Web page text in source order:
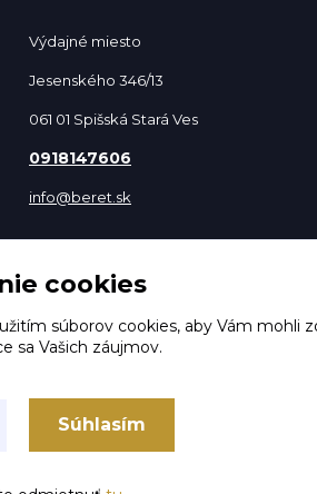
Výdajné miesto
Jesenského 346/13
061 01 Spišská Stará Ves
0918147606
info@beret.sk
cookies
súborov cookies, aby Vám mohli
sa Vašich záujmov.
Súhlasím